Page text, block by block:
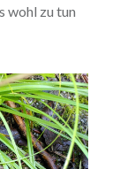
wohl zu tun